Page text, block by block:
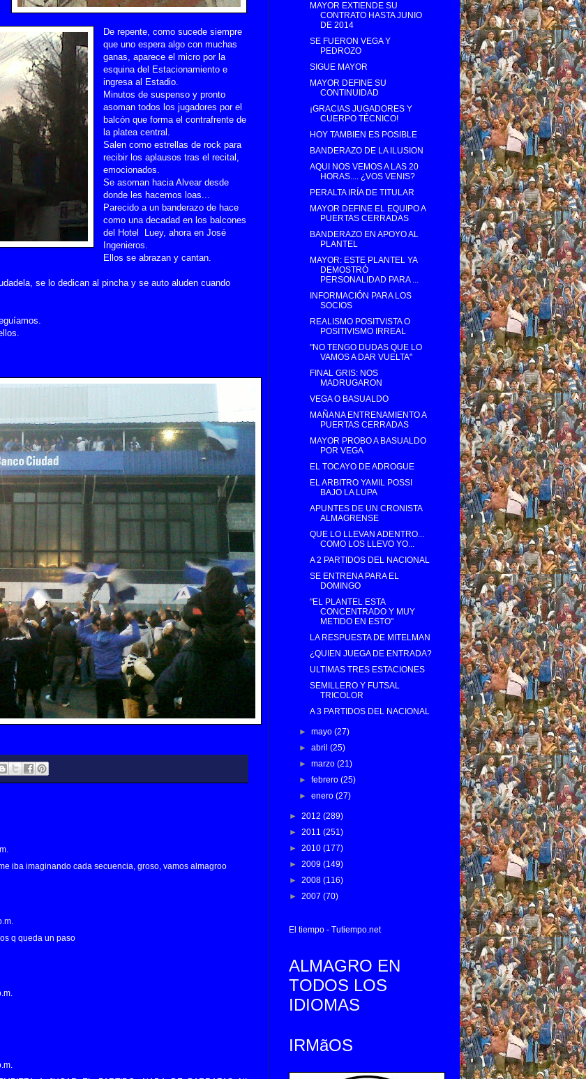
De repente, como sucede siempre
que uno espera algo con muchas
ganas, aparece el micro por la
esquina del Estacionamiento e
ingresa al Estadio.
Minutos de suspenso y pronto
asoman todos los jugadores por el
balcón que forma el contrafrente de
la platea central.
Salen como estrellas de rock para
recibir los aplausos tras el recital,
emocionados.
Se asoman hacia Alvear desde
donde les hacemos loas...
Parecido a un banderazo de hace
como una decadad en los balcones
del Hotel Luey, ahora en José
Ingenieros.
Ellos se abrazan y cantan.
se lo dedican al pincha y se auto aluden cuando
iba imaginando cada secuencia, groso, vamos almagroo
q queda un paso
MAYOR EXTIENDE SU
CONTRATO HASTA JUNIO
DE 2014
SE FUERON VEGA Y
PEDROZO
SIGUE MAYOR
MAYOR DEFINE SU
CONTINUIDAD
¡GRACIAS JUGADORES Y
CUERPO TÉCNICO!
HOY TAMBIEN ES POSIBLE
BANDERAZO DE LA ILUSION
AQUI NOS VEMOS A LAS 20
HORAS.... ¿VOS VENIS?
PERALTA IRÍA DE TITULAR
MAYOR DEFINE EL EQUIPO A
PUERTAS CERRADAS
BANDERAZO EN APOYO AL
PLANTEL
MAYOR: ESTE PLANTEL YA
DEMOSTRÓ
PERSONALIDAD PARA ...
INFORMACIÓN PARA LOS
SOCIOS
REALISMO POSITVISTA O
POSITIVISMO IRREAL
"NO TENGO DUDAS QUE LO
VAMOS A DAR VUELTA"
FINAL GRIS: NOS
MADRUGARON
VEGA O BASUALDO
MAÑANA ENTRENAMIENTO A
PUERTAS CERRADAS
MAYOR PROBO A BASUALDO
POR VEGA
EL TOCAYO DE ADROGUE
EL ARBITRO YAMIL POSSI
BAJO LA LUPA
APUNTES DE UN CRONISTA
ALMAGRENSE
QUE LO LLEVAN ADENTRO...
COMO LOS LLEVO YO...
A 2 PARTIDOS DEL NACIONAL
SE ENTRENA PARA EL
DOMINGO
"EL PLANTEL ESTA
CONCENTRADO Y MUY
METIDO EN ESTO"
LA RESPUESTA DE MITELMAN
¿QUIEN JUEGA DE ENTRADA?
ULTIMAS TRES ESTACIONES
SEMILLERO Y FUTSAL
TRICOLOR
A 3 PARTIDOS DEL NACIONAL
►mayo(27)
►abril(25)
►marzo(21)
►febrero(25)
►enero(27)
► 2012 (289)
► 2011 (251)
► 2010 (177)
► 2009 (149)
► 2008 (116)
► 2007 (70)
El tiempo - Tutiempo.net
ALMAGRO EN
TODOS LOS
IDIOMAS
IRMãOS